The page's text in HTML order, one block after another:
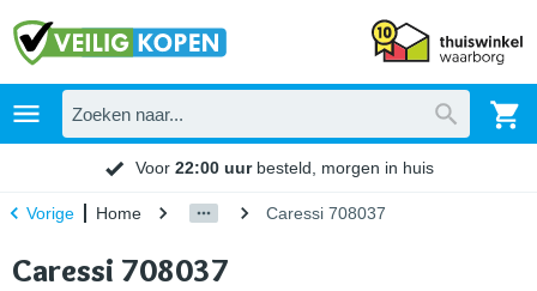
Voor 22:00 uurbesteld, morgen in huis
Vorige Home Caressi 708037
Caressi 708037